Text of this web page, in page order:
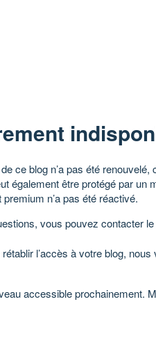
ce blog n’a pas été renouvelé,
également être protégé par un
n’a pas été réactivé.
vous pouvez contacter
l’accès à votre blog,
accessible prochainement.